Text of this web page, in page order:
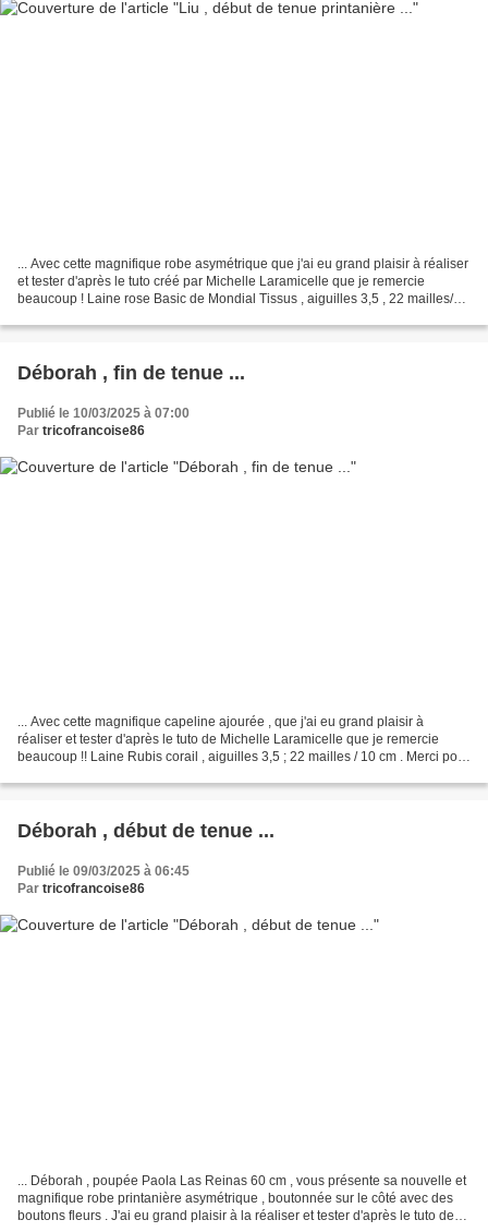
... Avec cette magnifique robe asymétrique que j'ai eu grand plaisir à réaliser
et tester d'après le tuto créé par Michelle Laramicelle que je remercie
beaucoup ! Laine rose Basic de Mondial Tissus , aiguilles 3,5 , 22 mailles/10
Déborah , fin de tenue ...
Publié le 10/03/2025 à 07:00
Par tricofrancoise86
... Avec cette magnifique capeline ajourée , que j'ai eu grand plaisir à
réaliser et tester d'après le tuto de Michelle Laramicelle que je remercie
beaucoup !! Laine Rubis corail , aiguilles 3,5 ; 22 mailles / 10 cm . Merci pour
Déborah , début de tenue ...
Publié le 09/03/2025 à 06:45
Par tricofrancoise86
... Déborah , poupée Paola Las Reinas 60 cm , vous présente sa nouvelle et
magnifique robe printanière asymétrique , boutonnée sur le côté avec des
boutons fleurs . J'ai eu grand plaisir à la réaliser et tester d'après le tuto de